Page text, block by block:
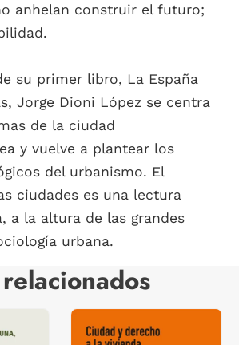
anhelan construir el futuro;
su primer libro, La España
Jorge Dioni López se centra
de la ciudad
y vuelve a plantear los
del urbanismo. El
ciudades es una lectura
a la altura de las grandes
urbana.